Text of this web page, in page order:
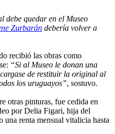
debe quedar en el Museo
Zurbarán debería volver a
recibió las obras como
“Si al Museo le donan una
de restituir la original al
los uruguayos”, sostuvo.
otras pinturas, fue cedida en
por Delia Figari, hija del
una renta mensual vitalicia hasta